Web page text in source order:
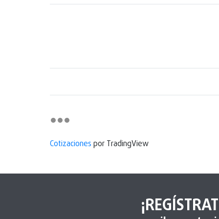
Cotizaciones por TradingView